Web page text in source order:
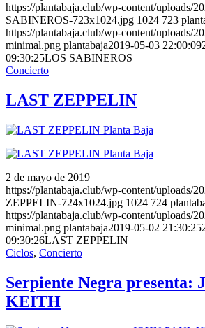
https://plantabaja.club/wp-content/uploads/
SABINEROS-723x1024.jpg 1024 723
https://plantabaja.club/wp-content/uploads/
minimal.png plantabaja2019-05-03 22:00:09
09:30:25LOS SABINEROS
Concierto
LAST ZEPPELIN
2 de mayo de 2019
https://plantabaja.club/wp-content/uploads/
ZEPPELIN-724x1024.jpg 1024 724
https://plantabaja.club/wp-content/uploads/
minimal.png plantabaja2019-05-02 21:30:25
09:30:26LAST ZEPPELIN
Ciclos, Concierto
Serpiente Negra presenta:
KEITH